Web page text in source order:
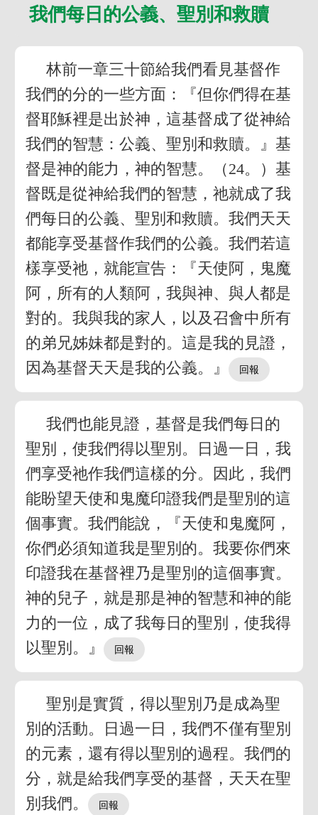
我們每日的公義、聖別和救贖
林前一章三十節給我們看見基督作
我們的分的一些方面：『但你們得在基
督耶穌裡是出於神，這基督成了從神給
我們的智慧：公義、聖別和救贖。』基
督是神的能力，神的智慧。（24。）基
督既是從神給我們的智慧，祂就成了我
們每日的公義、聖別和救贖。我們天天
都能享受基督作我們的公義。我們若這
樣享受祂，就能宣告：『天使阿，鬼魔
阿，所有的人類阿，我與神、與人都是
對的。我與我的家人，以及召會中所有
的弟兄姊妹都是對的。這是我的見證，
因為基督天天是我的公義。』
我們也能見證，基督是我們每日的
聖別，使我們得以聖別。日過一日，我
們享受祂作我們這樣的分。因此，我們
能盼望天使和鬼魔印證我們是聖別的這
個事實。我們能說，『天使和鬼魔阿，
你們必須知道我是聖別的。我要你們來
印證我在基督裡乃是聖別的這個事實。
神的兒子，就是那是神的智慧和神的能
力的一位，成了我每日的聖別，使我得
以聖別。』
聖別是實質，得以聖別乃是成為聖
別的活動。日過一日，我們不僅有聖別
的元素，還有得以聖別的過程。我們的
分，就是給我們享受的基督，天天在聖
別我們。